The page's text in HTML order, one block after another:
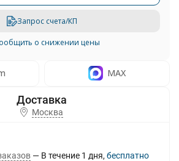
Запрос счета/КП
о снижении цены
MAX
Москва
В течение 1 дня Бесплатно